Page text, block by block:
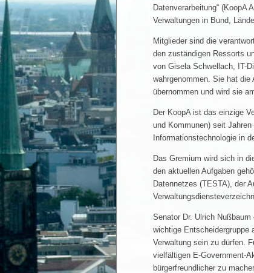
Datenverarbeitung“ (KoopA
Verwaltungen in Bund,
Mitglieder sind die
den zuständigen Ressorts
von Gisela Schwellach, IT-
wahrgenommen. Sie hat
übernommen und wird sie
Der KoopA ist das einzige
und Kommunen) seit
Informationstechnologie in
Das Gremium wird sich in
den aktuellen Aufgaben
Datennetzes (TESTA), der
Senator Dr. Ulrich
wichtige Entscheidergruppe
Verwaltung sein zu dürfen.
vielfältigen E-Government-
bürgerfreundlicher zu